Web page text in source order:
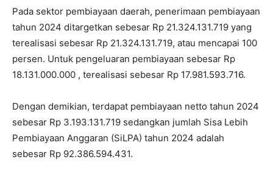
Pada sektor pembiayaan daerah, penerimaan pembiayaan
tahun 2024 ditargetkan sebesar Rp 21.324.131.719 yang
terealisasi sebesar Rp 21.324.131.719, atau mencapai 100
persen. Untuk pengeluaran pembiayaan sebesar Rp
18.131.000.000 , terealisasi sebesar Rp 17.981.593.716.
Dengan demikian, terdapat pembiayaan netto tahun 2024
sebesar Rp 3.193.131.719 sedangkan jumlah Sisa Lebih
Pembiayaan Anggaran (SiLPA) tahun 2024 adalah
sebesar Rp 92.386.594.431.